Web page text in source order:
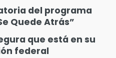
del programa
Quede Atrás”
que está en su
federal